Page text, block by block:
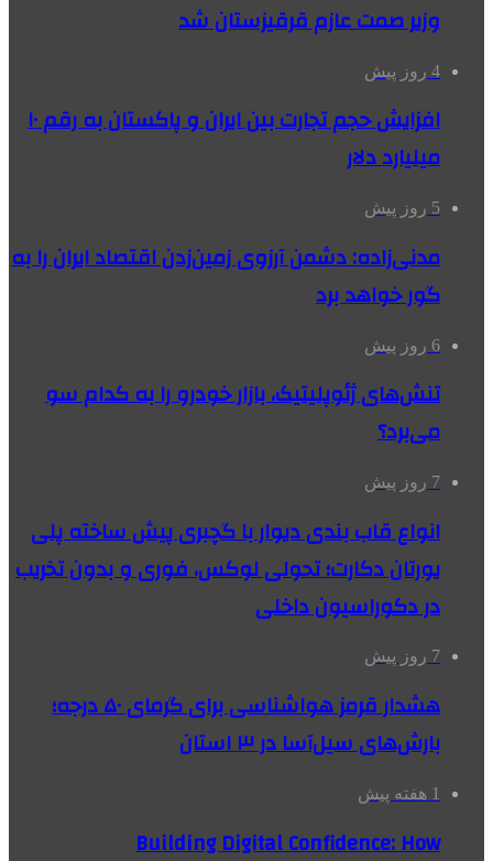
وزیر صمت عازم قرقیزستان شد
4 روز پیش
افزایش حجم تجارت بین ایران و پاکستان به رقم ۱۰
میلیارد دلار
5 روز پیش
مدنی‌زاده: دشمن آرزوی زمین‌زدن اقتصاد ایران را به
گور خواهد برد
6 روز پیش
تنش‌های ژئوپلیتیک، بازار خودرو را به کدام سو
می‌برد؟
7 روز پیش
انواع قاب بندی دیوار با گچبری پیش ساخته پلی
یورتان دکارت؛ تحولی لوکس، فوری و بدون تخریب
در دکوراسیون داخلی
7 روز پیش
هشدار قرمز هواشناسی برای گرمای ۵۰ درجه؛
بارش‌های سیل‌آسا در ۳ استان
1 هفته پیش
Building Digital Confidence: How